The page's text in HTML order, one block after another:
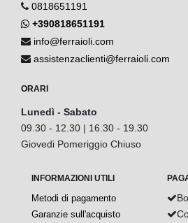
0818651191
+390818651191
info@ferraioli.com
assistenzaclienti@ferraioli.com
ORARI
Lunedì - Sabato
09.30 - 12.30 | 16.30 - 19.30
Giovedi Pomeriggio Chiuso
INFORMAZIONI UTILI
Metodi di pagamento
Garanzie sull'acquisto